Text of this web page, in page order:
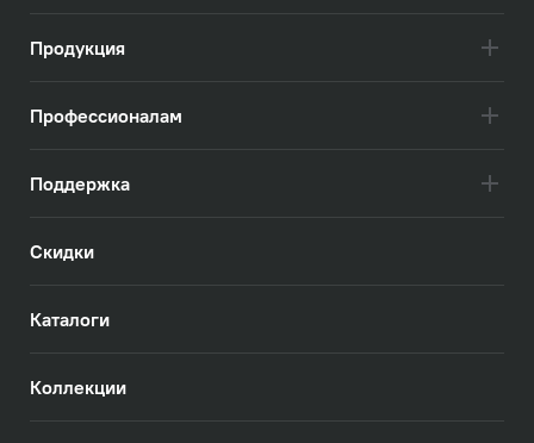
Продукция
Профессионалам
Поддержка
Скидки
Каталоги
Коллекции